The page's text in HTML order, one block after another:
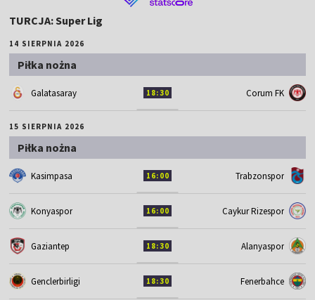
TURCJA: Super Lig
14 SIERPNIA 2026
Piłka nożna
Galatasaray 18:30 Corum FK
15 SIERPNIA 2026
Piłka nożna
Kasimpasa 16:00 Trabzonspor
Konyaspor 16:00 Caykur Rizespor
Gaziantep 18:30 Alanyaspor
Genclerbirligi 18:30 Fenerbahce